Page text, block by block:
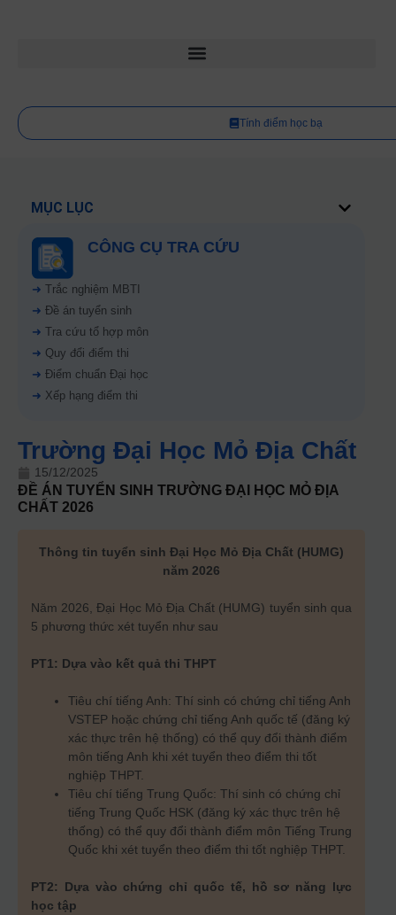
Tính điểm học bạ
MỤC LỤC
CÔNG CỤ TRA CỨU
➜ Trắc nghiệm MBTI
➜ Đề án tuyển sinh
➜ Tra cứu tổ hợp môn
➜ Quy đổi điểm thi
➜ Điểm chuẩn Đại học
➜ Xếp hạng điểm thi
Trường Đại Học Mỏ Địa Chất
15/12/2025
ĐỀ ÁN TUYỂN SINH TRƯỜNG ĐẠI HỌC MỎ ĐỊA
CHẤT 2026
Thông tin tuyển sinh Đại Học Mỏ Địa Chất (HUMG)
năm 2026
Năm 2026, Đại Học Mỏ Địa Chất (HUMG) tuyển sinh qua
5 phương thức xét tuyển như sau
PT1: Dựa vào kết quả thi THPT
Tiêu chí tiếng Anh: Thí sinh có chứng chỉ tiếng Anh
VSTEP hoặc chứng chỉ tiếng Anh quốc tế (đăng ký
xác thực trên hệ thống) có thể quy đổi thành điểm
môn tiếng Anh khi xét tuyển theo điểm thi tốt
nghiệp THPT.
Tiêu chí tiếng Trung Quốc: Thí sinh có chứng chỉ
tiếng Trung Quốc HSK (đăng ký xác thực trên hệ
thống) có thể quy đổi thành điểm môn Tiếng Trung
Quốc khi xét tuyển theo điểm thi tốt nghiệp THPT.
PT2: Dựa vào chứng chỉ quốc tế, hồ sơ năng lực
học tập